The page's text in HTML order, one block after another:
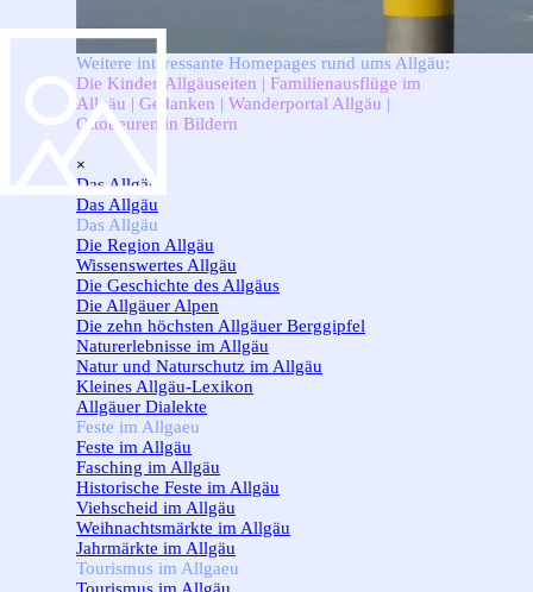
Weitere interessante Homepages rund ums Allgäu:
Die Kinder-Allgäuseiten | Familienausflüge im
Allgäu | Gedanken | Wanderportal Allgäu |
Ottobeuren in Bildern
×
Das Allgäu
Das Allgäu
Das Allgäu
Die Region Allgäu
Wissenswertes Allgäu
Die Geschichte des Allgäus
Die Allgäuer Alpen
Die zehn höchsten Allgäuer Berggipfel
Naturerlebnisse im Allgäu
Natur und Naturschutz im Allgäu
Kleines Allgäu-Lexikon
Allgäuer Dialekte
Feste im Allgaeu
Feste im Allgäu
Fasching im Allgäu
Historische Feste im Allgäu
Viehscheid im Allgäu
Weihnachtsmärkte im Allgäu
Jahrmärkte im Allgäu
Tourismus im Allgaeu